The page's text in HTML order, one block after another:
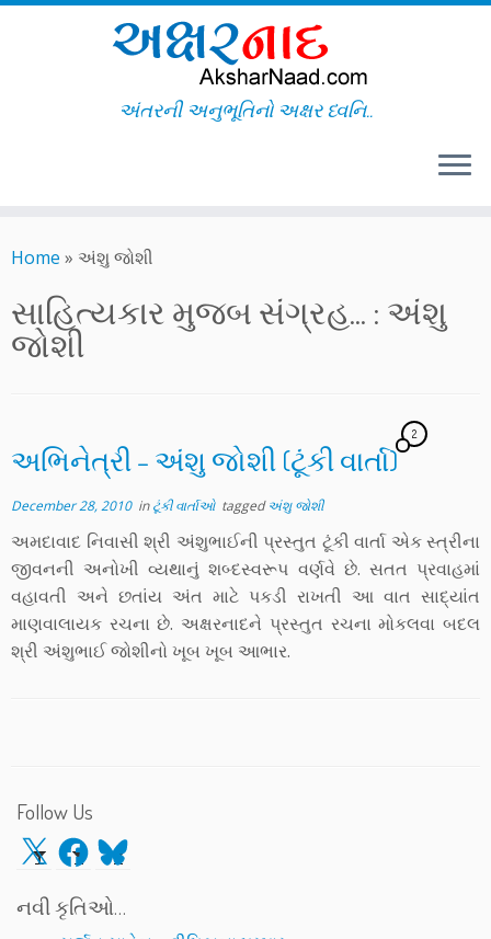
to
અંતરની અનુભૂતિનો અક્ષર ધ્વનિ..
Home » અંશુ જોશી
સાહિત્યકાર મુજબ સંગ્રહ... : અંશુ
જોશી
અભિનેત્રી – અંશુ જોશી (ટૂંકી વાર્તા)
2
December 28, 2010inટૂંકી વાર્તાઓ taggedઅંશુ જોશી
અમદાવાદ નિવાસી શ્રી અંશુભાઈની પ્રસ્તુત ટૂંકી વાર્તા એક સ્ત્રીના
જીવનની અનોખી વ્યથાનું શબ્દસ્વરૂપ વર્ણવે છે. સતત પ્રવાહમાં
વહાવતી અને છતાંય અંત માટે પકડી રાખતી આ વાત સાદ્યાંત
માણવાલાયક રચના છે. અક્ષરનાદને પ્રસ્તુત રચના મોકલવા બદલ
શ્રી અંશુભાઈ જોશીનો ખૂબ ખૂબ આભાર.
Follow Us
X Facebook
Bluesky
નવી કૃતિઓ…